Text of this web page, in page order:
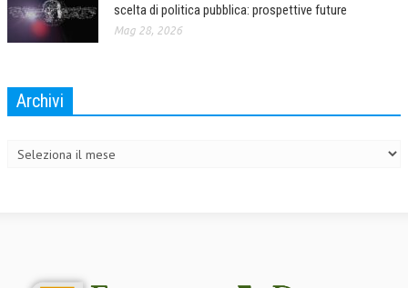
CODICE ETICO
AUTORI
ECONOMIA
RISORSE UMANE
scelta di politica pubblica: prospettive future
Mag 28, 2026
Archivi